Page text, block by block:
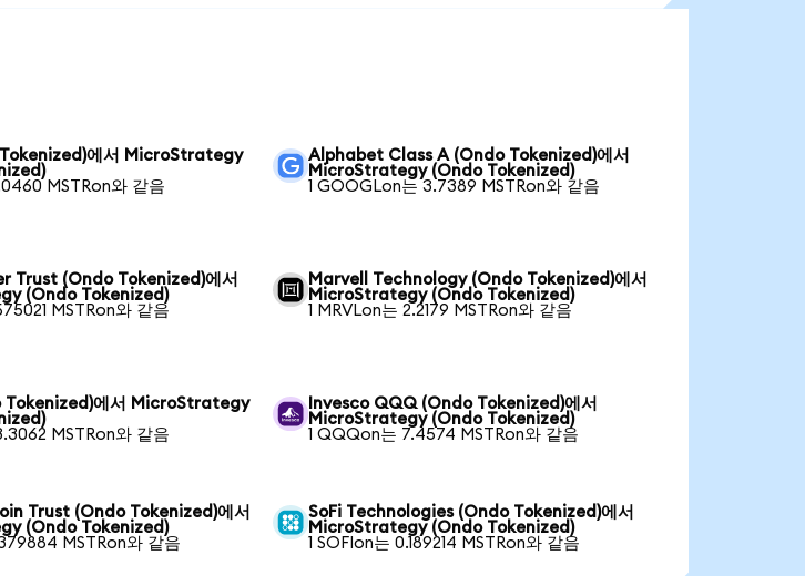
에서 MicroStrategy
MSTRon와 같음
Alphabet Class A (Ondo Tokenized)에서
MicroStrategy (Ondo Tokenized)
1 GOOGLon는 3.7389 MSTRon와 같음
Trust (Ondo Tokenized)에서
(Ondo Tokenized)
MSTRon와 같음
Marvell Technology (Ondo Tokenized)에서
MicroStrategy (Ondo Tokenized)
1 MRVLon는 2.2179 MSTRon와 같음
Tokenized)에서 MicroStrategy
MSTRon와 같음
Invesco QQQ (Ondo Tokenized)에서
MicroStrategy (Ondo Tokenized)
1 QQQon는 7.4574 MSTRon와 같음
Trust (Ondo Tokenized)에서
(Ondo Tokenized)
MSTRon와 같음
SoFi Technologies (Ondo Tokenized)에서
MicroStrategy (Ondo Tokenized)
1 SOFIon는 0.189214 MSTRon와 같음